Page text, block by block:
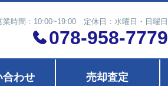
業時間：10:00~19:00 定休日：水曜日・日曜日
078-958-7779
合わせ 売却査定